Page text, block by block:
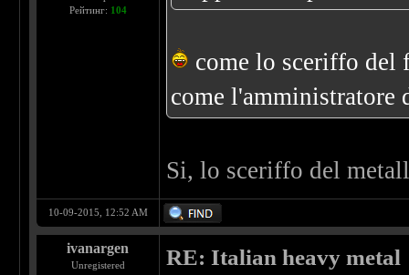
Рейтинг: 104
come lo sceriffo del
come
Si, lo sceriffo del
10-09-2015, 12:52 AM
ivanargen
Unregistered RE: Italian heavy metal